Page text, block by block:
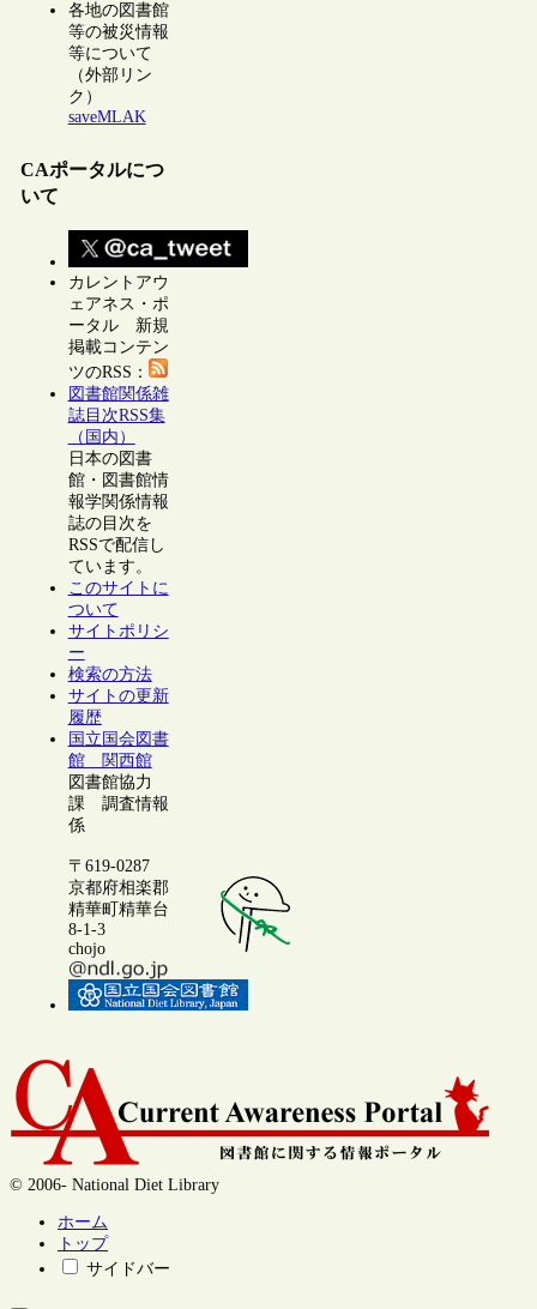
各地の図書館
等の被災情報
等について
（外部リン
ク）
saveMLAK
CAポータルにつ
いて
カレントアウ
ェアネス・ポ
ータル 新規
掲載コンテン
ツのRSS：
図書館関係雑
誌目次RSS集
（国内）
日本の図書
館・図書館情
報学関係情報
誌の目次を
RSSで配信し
ています。
このサイトに
ついて
サイトポリシ
ー
検索の方法
サイトの更新
履歴
国立国会図書
館 関西館
図書館協力
課 調査情報
係
〒619-0287
京都府相楽郡
精華町精華台
8-1-3
chojo
© 2006- National Diet Library
ホーム
トップ
サイドバー